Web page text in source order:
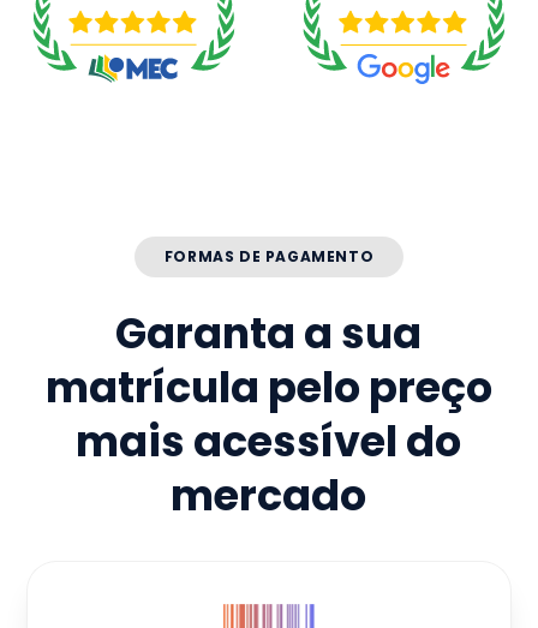
FORMAS DE PAGAMENTO
Garanta a sua
matrícula pelo preço
mais acessível do
mercado